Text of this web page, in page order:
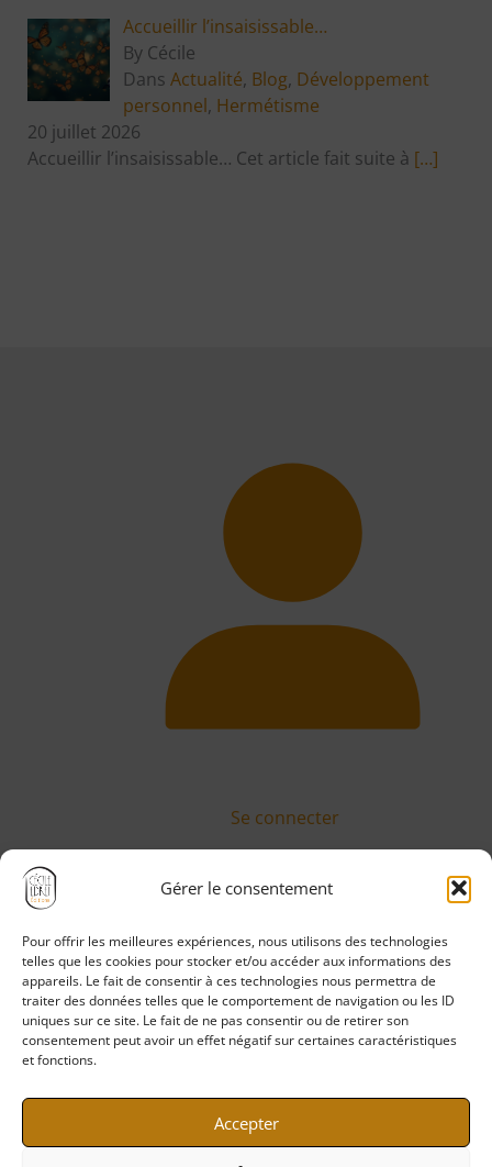
Gérer le consentement
Pour offrir les meilleures expériences, nous utilisons des technologies
telles que les cookies pour stocker et/ou accéder aux informations des
appareils. Le fait de consentir à ces technologies nous permettra de
traiter des données telles que le comportement de navigation ou les ID
uniques sur ce site. Le fait de ne pas consentir ou de retirer son
consentement peut avoir un effet négatif sur certaines caractéristiques
et fonctions.
Accepter
Accueillir l’insaisissable…
By Cécile
Dans Actualité, Blog, Développement
personnel, Hermétisme
20 juillet 2026
Accueillir l’insaisissable… Cet article fait suite à […]
Se connecter
Politique de confidentialité
Mentions légales
CGV
CGU